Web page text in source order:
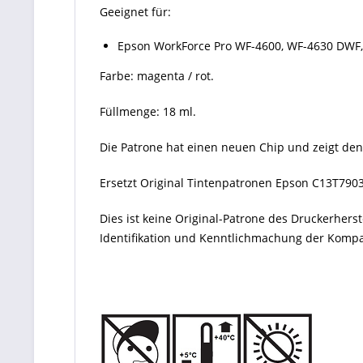
Geeignet für:
Epson WorkForce Pro WF-4600, WF-4630
Farbe: magenta / rot.
Füllmenge: 18 ml.
Die Patrone hat einen neuen Chip und zeigt
Ersetzt Original Tintenpatronen Epson
Dies ist keine Original-Patrone des
Identifikation und Kenntlichmachung der